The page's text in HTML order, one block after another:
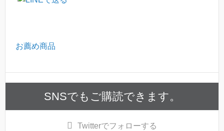
お薦め商品
SNSでもご購読できます。
Twitterでフォローする